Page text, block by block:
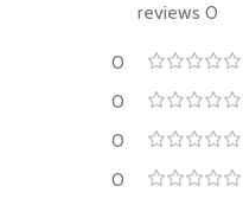
0 reviews
0
0
0
0